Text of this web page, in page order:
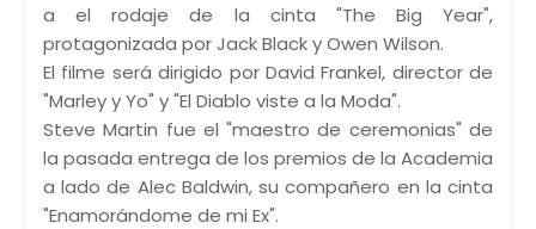
a el rodaje de la cinta "The Big Year",
protagonizada por Jack Black y Owen Wilson.
El filme será dirigido por David Frankel, director de
"Marley y Yo" y "El Diablo viste a la Moda".
Steve Martin fue el "maestro de ceremonias" de
la pasada entrega de los premios de la Academia
a lado de Alec Baldwin, su compañero en la cinta
"Enamorándome de mi Ex".